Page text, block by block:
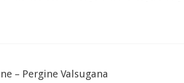
– Pergine Valsugana